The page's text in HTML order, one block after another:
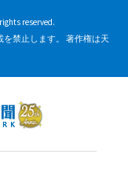
rights reserved.
禁止します。 著作権は天